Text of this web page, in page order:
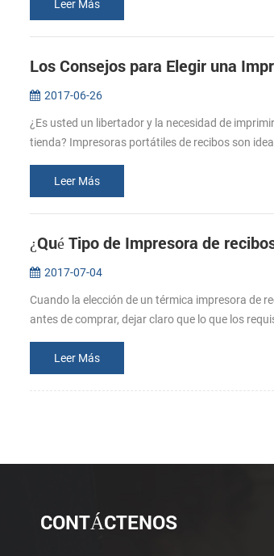
Leer Más
Los Consejos para Elegir una
2017-06-26
¿Es usted un libertador y la necesidad de
tienda? Impresoras portátiles de recibos son
Leer Más
¿Qué Tipo de Impresora de
2017-07-04
Cuando la elección de un térmica impresora de
antes de comprar, dejar claro que lo que los
Leer Más
CONTÁCTENOS